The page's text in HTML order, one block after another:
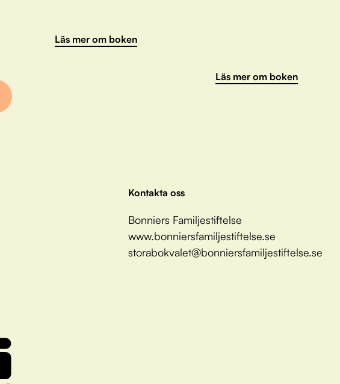
Läs mer om boken
Läs mer om boken
Kontakta oss
Bonniers Familjestiftelse
www.bonniersfamiljestiftelse.se
storabokvalet@bonniersfamiljestiftelse.se